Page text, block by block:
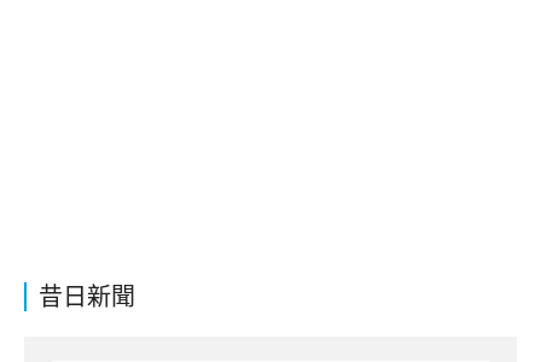
昔日新聞